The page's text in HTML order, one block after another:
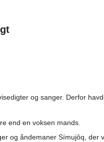
og sanger. Derfor
end en voksen mands.
og åndemaner Símujôq,